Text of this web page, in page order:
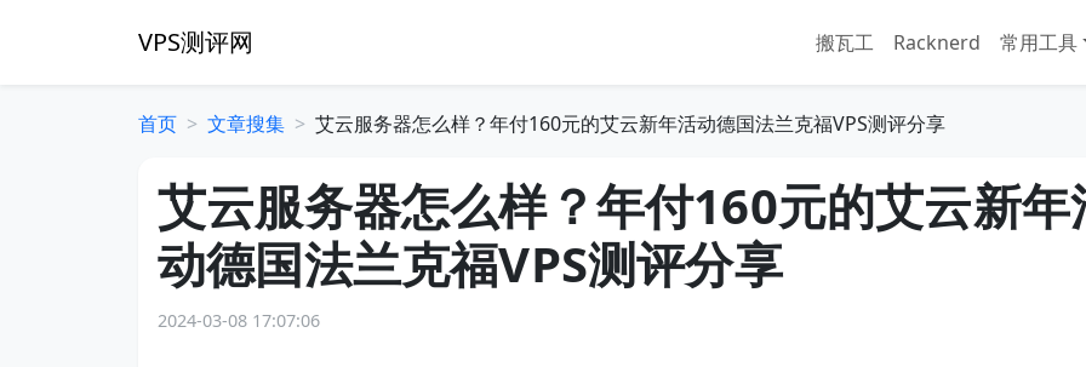
VPS测评网 搬瓦工 Racknerd 常用工具
首页 文章搜集 艾云服务器怎么样？年付160元的艾云新年活动德国法兰克福VPS测评分享
艾云服务器怎么样？年付160元的艾云新年
动德国法兰克福VPS测评分享
2024-03-08 17:07:06